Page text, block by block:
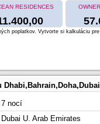
RESIDENCES
poplatkov. Vytvorte si kalkuláciu pre
Dhabi,Bahrain,Doha,Dubai
7 nocí
Dubai U. Arab Emirates